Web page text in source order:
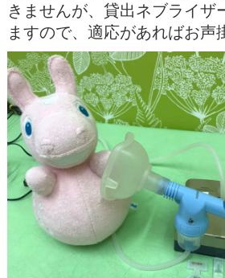
きませんが、貸出ネブライザ
ますので、適応があればお声